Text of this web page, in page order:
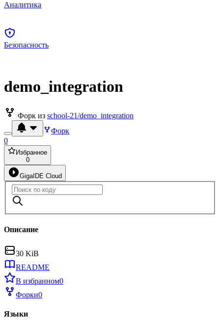
Аналитика
Безопасность
demo_integration
Форк из school-21/demo_integration
Форк
0
Избранное
0
GigaIDE Cloud
Описание
30 KiB
README
В избранном0
Форки0
Языки